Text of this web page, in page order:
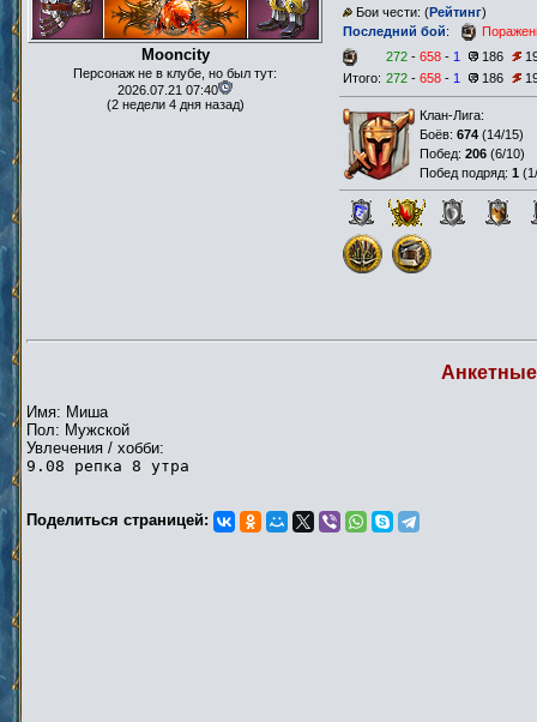
Mooncity
Персонаж не в клубе, но был тут:
2026.07.21 07:40
(2 недели 4 дня назад)
Бои чести: (Рейтинг)
Последний бой:
272 - 658 - 1 186
Итого: 272 - 658 - 1 186
Клан-Лига:
Боёв: 674 (14/15)
Побед: 206 (6/10)
Побед подряд: 1 (
Имя: Миша
Пол: Мужской
Увлечения / хобби:
9.08 репка 8 утра
Поделиться страницей: